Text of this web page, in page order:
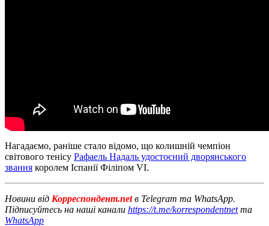
Нагадаємо, раніше стало відомо, що колишній чемпіон
світового тенісу Рафаель Надаль удостоєний дворянського
звання королем Іспанії Філіпом VI.
Новини від Корреспондент.netв Telegram та WhatsApp.
Підписуйтесь на наші канали https://t.me/korrespondentnetта
WhatsApp